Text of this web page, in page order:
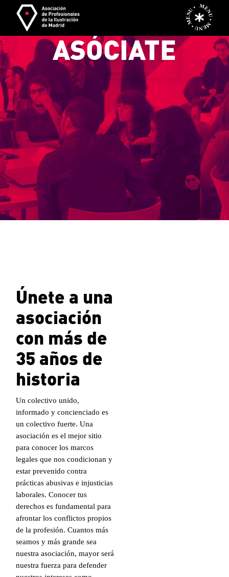
MENU • MENU • MENU •
ASÓCIATE
épa rt de APIM
Únete a una
asociación
con más de
35 años de
historia
Un colectivo unido,
informado y concienciado es
un colectivo fuerte. Una
asociación es el mejor sitio
para conocer los marcos
legales que nos condicionan y
estar prevenido contra
prácticas abusivas e injusticias
laborales. Conocer tus
derechos es fundamental para
afrontar los conflictos propios
de la profesión. Cuantos más
seamos y más grande sea
nuestra asociación, mayor será
nuestra fuerza para defender